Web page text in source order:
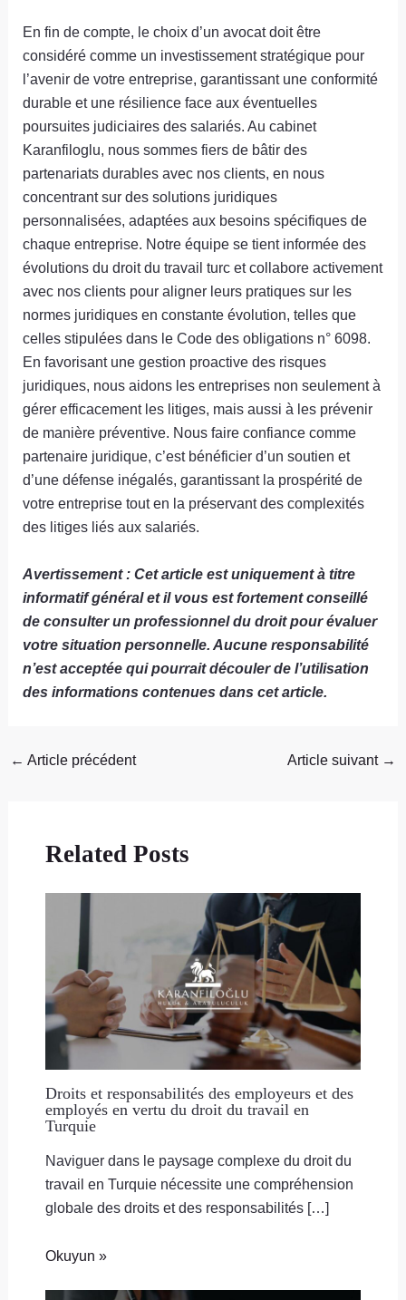
En fin de compte, le choix d’un avocat doit être
considéré comme un investissement stratégique pour
l’avenir de votre entreprise, garantissant une conformité
durable et une résilience face aux éventuelles
poursuites judiciaires des salariés. Au cabinet
Karanfiloglu, nous sommes fiers de bâtir des
partenariats durables avec nos clients, en nous
concentrant sur des solutions juridiques
personnalisées, adaptées aux besoins spécifiques de
chaque entreprise. Notre équipe se tient informée des
évolutions du droit du travail turc et collabore activement
avec nos clients pour aligner leurs pratiques sur les
normes juridiques en constante évolution, telles que
celles stipulées dans le Code des obligations n° 6098.
En favorisant une gestion proactive des risques
juridiques, nous aidons les entreprises non seulement à
gérer efficacement les litiges, mais aussi à les prévenir
de manière préventive. Nous faire confiance comme
partenaire juridique, c’est bénéficier d’un soutien et
d’une défense inégalés, garantissant la prospérité de
votre entreprise tout en la préservant des complexités
des litiges liés aux salariés.
Avertissement : Cet article est uniquement à titre
informatif général et il vous est fortement conseillé
de consulter un professionnel du droit pour évaluer
votre situation personnelle. Aucune responsabilité
n’est acceptée qui pourrait découler de l’utilisation
des informations contenues dans cet article.
← Article précédent Article suivant →
Related Posts
Droits et responsabilités des employeurs et des
employés en vertu du droit du travail en
Turquie
Naviguer dans le paysage complexe du droit du
travail en Turquie nécessite une compréhension
globale des droits et des responsabilités […]
Okuyun »